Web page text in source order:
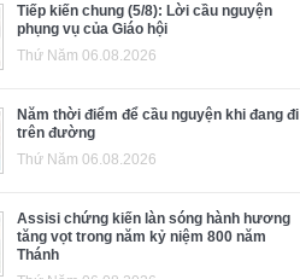
Tiếp kiến chung (5/8): Lời cầu nguyện
phụng vụ của Giáo hội
Thứ Năm 06.08.2026
Năm thời điểm để cầu nguyện khi đang đi
trên đường
Thứ Năm 06.08.2026
Assisi chứng kiến làn sóng hành hương
tăng vọt trong năm kỷ niệm 800 năm
Thánh